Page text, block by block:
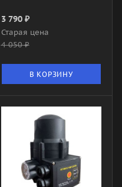
3 790₽
Старая цена
4 050₽
В КОРЗИНУ